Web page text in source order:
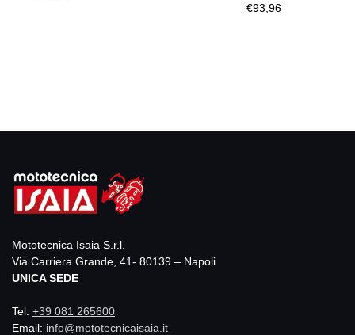
€93,96
Mototecnica Isaia S.r.l.
Via Carriera Grande, 41- 80139 – Napoli
UNICA SEDE
Tel. +39 081 265600
Email: info@mototecnicaisaia.it